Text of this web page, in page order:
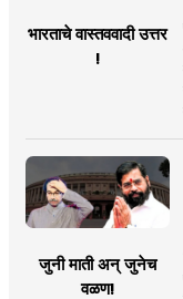
भारताचे वास्तववादी उत्तर
!
जुनी माती अन् जुनेच
वळण!